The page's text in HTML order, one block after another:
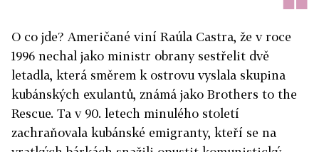
O co jde? Američané viní Raúla Castra, že v roce
1996 nechal jako ministr obrany sestřelit dvě
letadla, která směrem k ostrovu vyslala skupina
kubánských exulantů, známá jako Brothers to the
Rescue. Ta v 90. letech minulého století
zachraňovala kubánské emigranty, kteří se na